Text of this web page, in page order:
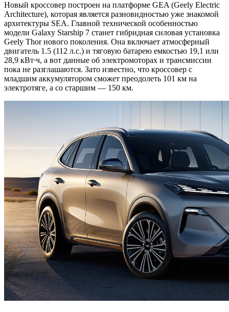
Новый кроссовер построен на платформе GEA (Geely Electric
Architecture), которая является разновидностью уже знакомой
архитектуры SEA. Главной технической особенностью
модели Galaxy Starship 7 станет гибридная силовая установка
Geely Thor нового поколения. Она включает атмосферный
двигатель 1.5 (112 л.с.) и тяговую батарею емкостью 19,1 или
28,9 кВт∙ч, а вот данные об электромоторах и трансмиссии
пока не разглашаются. Зато известно, что кроссовер с
младшим аккумулятором сможет преодолеть 101 км на
электротяге, а со старшим — 150 км.